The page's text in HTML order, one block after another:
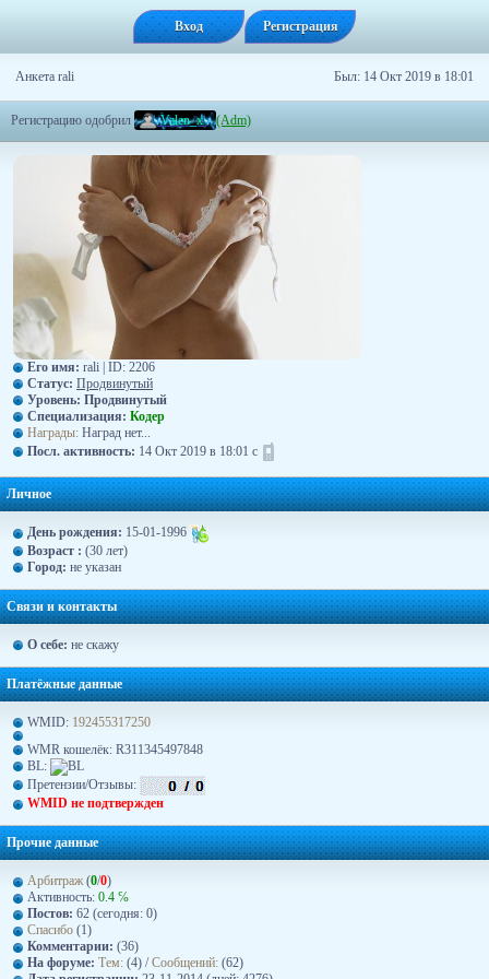
Вход Регистрация
Анкета rali Был: 14 Окт 2019 в 18:01
Регистрацию одобрил Valen_x (Adm)
Его имя: rali | ID: 2206
Статус: Продвинутый
Уровень: Продвинутый
Специализация: Кодер
Награды: Наград нет...
Посл. активность: 14 Окт 2019 в 18:01 с
Личное
День рождения: 15-01-1996
Возраст : (30 лет)
Город: не указан
Связи и контакты
О себе: не скажу
Платёжные данные
WMID: 192455317250
WMR кошелёк: R311345497848
BL:
Претензии/Отзывы:
WMID не подтвержден
Прочие данные
Арбитраж (0/0)
Активность: 0.4 ℅
Постов: 62 (сегодня: 0)
Спасибо (1)
Комментарии: (36)
На форуме: Тем: (4) /Сообщений: (62)